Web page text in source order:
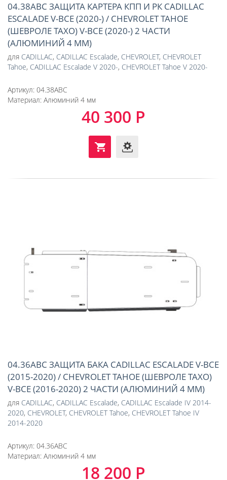
04.38ABC ЗАЩИТА КАРТЕРА КПП И РК CADILLAC
ESCALADE V-ВСЕ (2020-) / CHEVROLET TAHOE
(ШЕВРОЛЕ ТАХО) V-ВСЕ (2020-) 2 ЧАСТИ
(АЛЮМИНИЙ 4 ММ)
для CADILLAC, CADILLAC Escalade, CHEVROLET, CHEVROLET
Tahoe, CADILLAC Escalade V 2020-, CHEVROLET Tahoe V 2020-
Артикул: 04.38ABC
Материал: Алюминий 4 мм
40 300 Р
04.36ABC ЗАЩИТА БАКА CADILLAC ESCALADE V-ВСЕ
(2015-2020) / CHEVROLET TAHOE (ШЕВРОЛЕ ТАХО)
V-ВСЕ (2016-2020) 2 ЧАСТИ (АЛЮМИНИЙ 4 ММ)
для CADILLAC, CADILLAC Escalade, CADILLAC Escalade IV 2014-
2020, CHEVROLET, CHEVROLET Tahoe, CHEVROLET Tahoe IV
2014-2020
Артикул: 04.36ABC
Материал: Алюминий 4 мм
18 200 Р